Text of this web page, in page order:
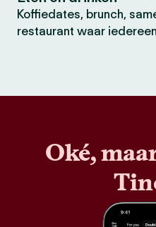
Koffiedates, brunch,
restaurant waar
Oké,